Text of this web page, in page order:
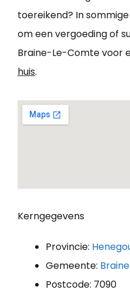
toereikend? In
om een vergoeding of
Braine-Le-Comte voor
huis.
Kerngegevens
Provincie:
Gemeente:
Postcode: 7090